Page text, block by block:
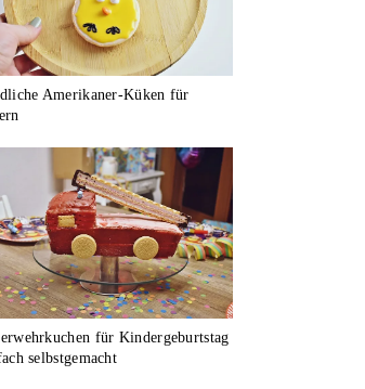
Amerikaner-Küken für
für Kindergeburtstag
selbstgemacht